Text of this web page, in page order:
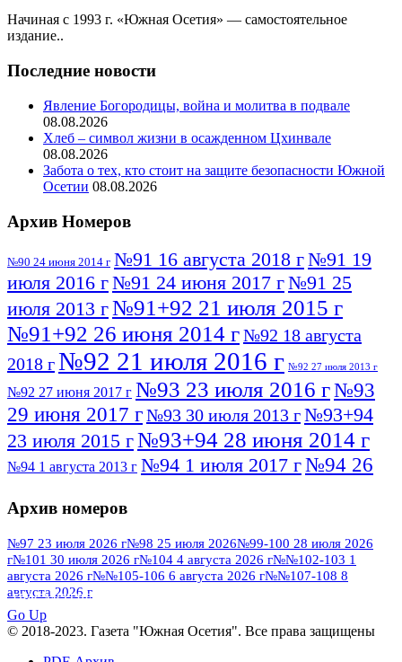
Начиная с 1993 г. «Южная Осетия» — самостоятельное
издание..
Последние новости
Явление Богородицы, война и молитва в подвале
08.08.2026
Хлеб – символ жизни в осажденном Цхинвале
08.08.2026
Забота о тех, кто стоит на защите безопасности Южной
Осетии 08.08.2026
Архив Номеров
№90 24 июня 2014 г №91 16 августа 2018 г№91 19
июля 2016 г№91 24 июня 2017 г№91 25
июля 2013 г№91+92 21 июля 2015 г
№91+92 26 июня 2014 г№92 18 августа
2018 г№92 21 июля 2016 г №92 27 июля 2013 г
№92 27 июня 2017 г №93 23 июля 2016 г№93
29 июня 2017 г№93 30 июля 2013 г№93+94
23 июля 2015 г№93+94 28 июня 2014 г
№94 1 августа 2013 г №94 1 июля 2017 г№94 26
№95 7 августа 2012 г
№95 28 июля 2016 г №95+96 3 августа
2013 г№96 6 июля 2017 г№96 9 августа
2012 г №96 28 июля 2015 г
№96+97 30 июля 2016 г
№97 11 августа 2012 г
Архив номеров
№97 23 июля 2026 г№98 25 июля 2026№99-100 28 июля 2026
г№101 30 июля 2026 г№104 4 августа 2026 г№№102-103 1
августа 2026 г№№105-106 6 августа 2026 г№№107-108 8
августа 2026 г
ПОСМОТРЕТЬ ВСЕ
Go Up
© 2018-2023. Газета "Южная Осетия". Все права защищены